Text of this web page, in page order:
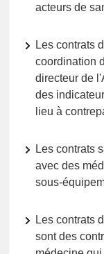
acteurs de
Les contrats
coordination
directeur de
des
lieu à
Les contrats
avec des
sous-
Les contrats
sont des